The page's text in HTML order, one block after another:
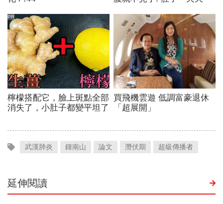
武漢肺炎 鍾南山 論文 潛伏期 超級傳播者
延伸閱讀